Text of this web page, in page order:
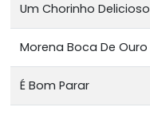
Um Chorinho Delicioso
Morena Boca De Ouro
É Bom Parar